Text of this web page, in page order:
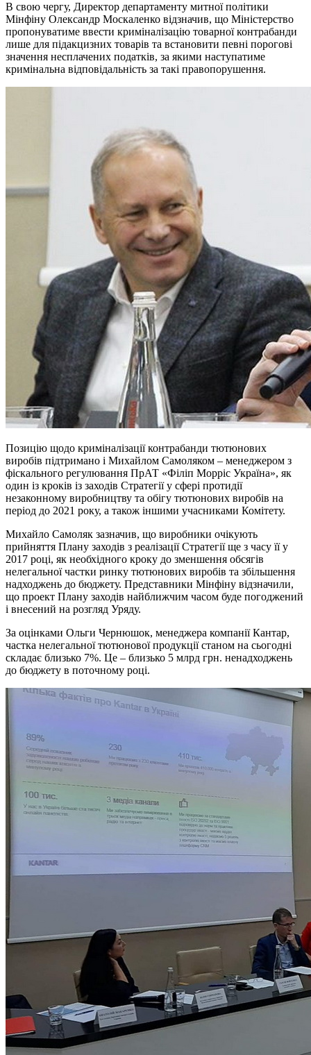
В свою чергу, Директор департаменту митної політики
Мінфіну Олександр Москаленко відзначив, що Міністерство
пропонуватиме ввести криміналізацію товарної контрабанди
лише для підакцизних товарів та встановити певні порогові
значення несплачених податків, за якими наступатиме
кримінальна відповідальність за такі правопорушення.
Позицію щодо криміналізації контрабанди тютюнових
виробів підтримано і Михайлом Самоляком – менеджером з
фіскального регулювання ПрАТ «Філіп Морріс Україна», як
один із кроків із заходів Стратегії у сфері протидії
незаконному виробництву та обігу тютюнових виробів на
період до 2021 року, а також іншими учасниками Комітету.
Михайло Самоляк зазначив, що виробники очікують
прийняття Плану заходів з реалізації Стратегії ще з часу її у
2017 році, як необхідного кроку до зменшення обсягів
нелегальної частки ринку тютюнових виробів та збільшення
надходжень до бюджету. Представники Мінфіну відзначили,
що проект Плану заходів найближчим часом буде погоджений
і внесений на розгляд Уряду.
За оцінками Ольги Чернюшок, менеджера компанії Кантар,
частка нелегальної тютюнової продукції станом на сьогодні
складає близько 7%. Це – близько 5 млрд грн. ненадходжень
до бюджету в поточному році.